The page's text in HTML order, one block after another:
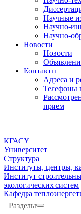
Научные
Научно-
Научно-
Новости
Новости
Контакты
Адреса и
Телефоны
прием
КГАСУ
Университет
Структура
Институты, центры,
Институт
экологических систем
Кафедра
Разделы